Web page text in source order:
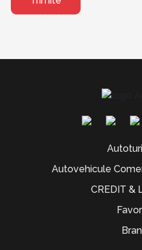
Autovehicule
CREDIT &